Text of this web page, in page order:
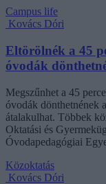
Campus life
Kovács Dóri
Eltörölnék a 45
óvodák
Megszűnhet a 45
óvodák dönthetnének
átalakulhat. Többek
Oktatási és
Óvodapedagógiai
Közoktatás
Kovács Dóri